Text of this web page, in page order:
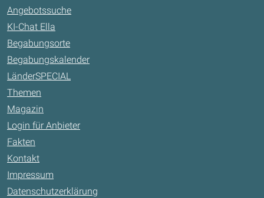
Angebotssuche
KI-Chat Ella
Begabungsorte
Begabungskalender
LänderSPECIAL
Themen
Magazin
Login für Anbieter
Fakten
Kontakt
Impressum
Datenschutzerklärung